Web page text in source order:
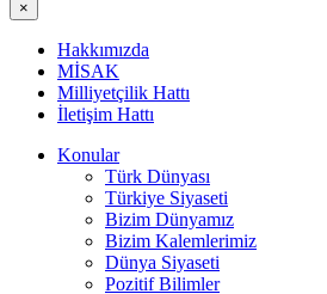
×
Hakkımızda
MİSAK
Milliyetçilik Hattı
İletişim Hattı
Konular
Türk Dünyası
Türkiye Siyaseti
Bizim Dünyamız
Bizim Kalemlerimiz
Dünya Siyaseti
Pozitif Bilimler